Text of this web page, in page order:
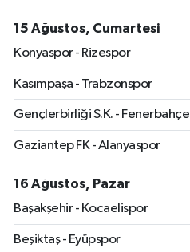
15 Ağustos, Cumartesi
Konyaspor - Rizespor
Kasımpaşa - Trabzonspor
Gençlerbirliği S.K. - Fenerbahçe
Gaziantep FK - Alanyaspor
16 Ağustos, Pazar
Başakşehir - Kocaelispor
Beşiktaş - Eyüpspor